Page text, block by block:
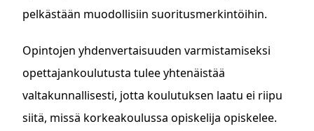
pelkästään muodollisiin suoritusmerkintöihin.
Opintojen yhdenvertaisuuden varmistamiseksi
opettajankoulutusta tulee yhtenäistää
valtakunnallisesti, jotta koulutuksen laatu ei riipu
siitä, missä korkeakoulussa opiskelija opiskelee.